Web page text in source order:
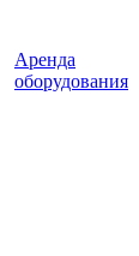
Аренда
оборудования